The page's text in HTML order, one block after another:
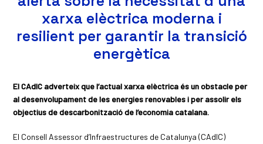
xarxa elèctrica moderna i
resilient per garantir la transició
energètica
El CAdIC adverteix que l’actual xarxa elèctrica és un obstacle per
al desenvolupament de les energies renovables i per assolir els
objectius de descarbonització de l’economia catalana.
El Consell Assessor d’Infraestructures de Catalunya (CAdIC)